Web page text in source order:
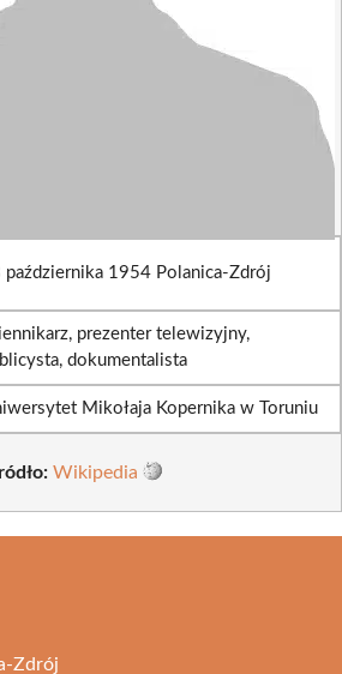
października 1954 Polanica-Zdrój
prezenter telewizyjny,
dokumentalista
Mikołaja Kopernika w Toruniu
Wikipedia
Zdrój